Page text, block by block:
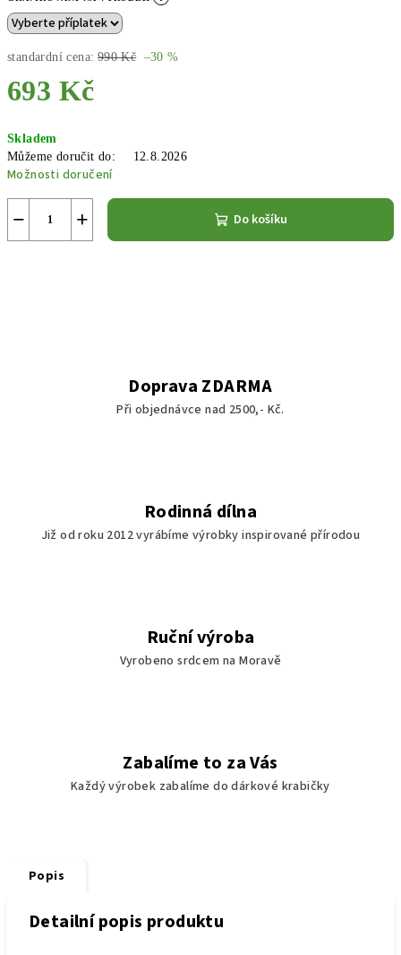
standardní cena: 990 Kč –30 %
693 Kč
cena:
Skladem
Můžeme doručit do:
12.8.2026
Možnosti doručení
+
− Do košíku
Doprava ZDARMA
Při objednávce nad 2500,- Kč.
Rodinná dílna
Již od roku 2012 vyrábíme výrobky inspirované přírodou
Ruční výroba
Vyrobeno srdcem na Moravě
Zabalíme to za Vás
Každý výrobek zabalíme do dárkové krabičky
Popis
Detailní popis produktu